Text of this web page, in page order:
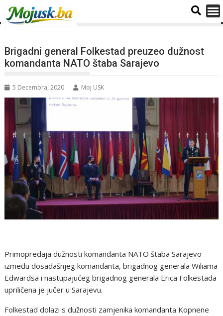
Brigadni general Folkestad preuzeo dužnost
komandanta NATO štaba Sarajevo
5 Decembra, 2020 Moj USK
Primopredaja dužnosti komandanta NATO štaba Sarajevo
između dosadašnjeg komandanta, brigadnog generala Wiliama
Edwardsa i nastupajućeg brigadnog generala Erica Folkestada
upriličena je jučer u Sarajevu.
Folkestad dolazi s dužnosti zamjenika komandanta Kopnene